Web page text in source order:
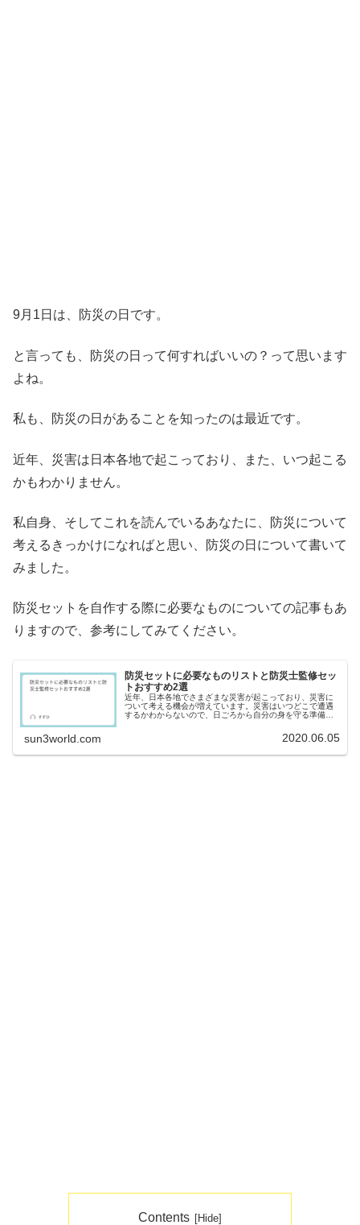
9月1日は、防災の日です。
と言っても、防災の日って何すればいいの？って思います
よね。
私も、防災の日があることを知ったのは最近です。
近年、災害は日本各地で起こっており、また、いつ起こる
かもわかりません。
私自身、そしてこれを読んでいるあなたに、防災について
考えるきっかけになればと思い、防災の日について書いて
みました。
防災セットを自作する際に必要なものについての記事もあ
りますので、参考にしてみてください。
防災セットに必要なものリストと防災士監修セッ
トおすすめ2選
近年、日本各地でさまざまな災害が起こっており、災害に
ついて考える機会が増えています。災害はいつどこで遭遇
するかわからないので、日ごろから自分の身を守る準備を
sun3world.com 2020.06.05
Contents